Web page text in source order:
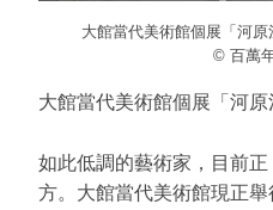
大館當代美術館個展「河原
© 百萬
大館當代美術館個展「河原
如此低調的藝術家，目前
方。大館當代美術館現正